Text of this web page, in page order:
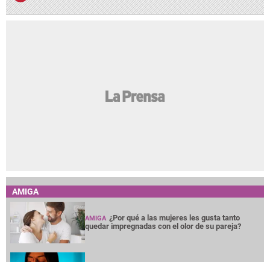
AMIGA
AMIGA ¿Por qué a las mujeres les gusta tanto
quedar impregnadas con el olor de su pareja?